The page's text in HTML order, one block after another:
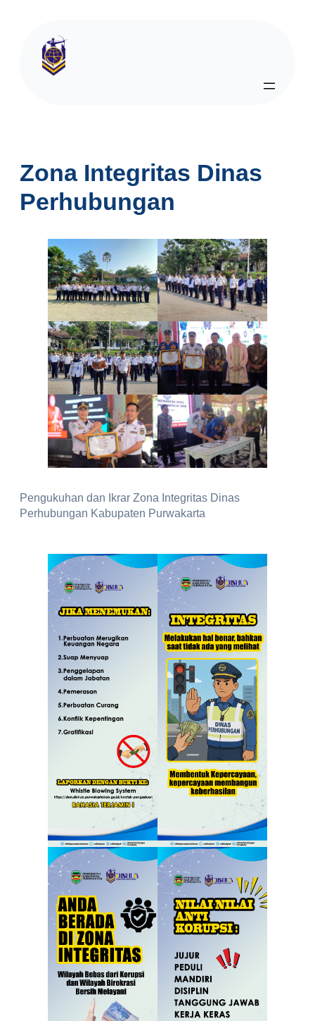
Zona Integritas Dinas
Perhubungan
Pengukuhan dan Ikrar Zona Integritas Dinas
Perhubungan Kabupaten Purwakarta